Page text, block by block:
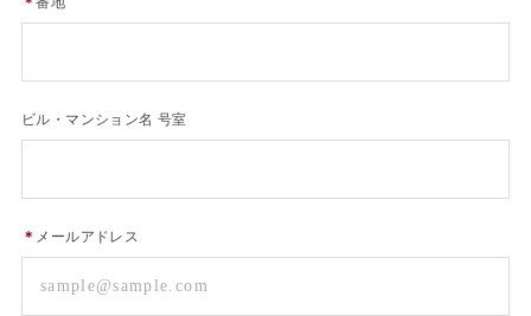
ビル・マンション名 号室
＊ メールアドレス